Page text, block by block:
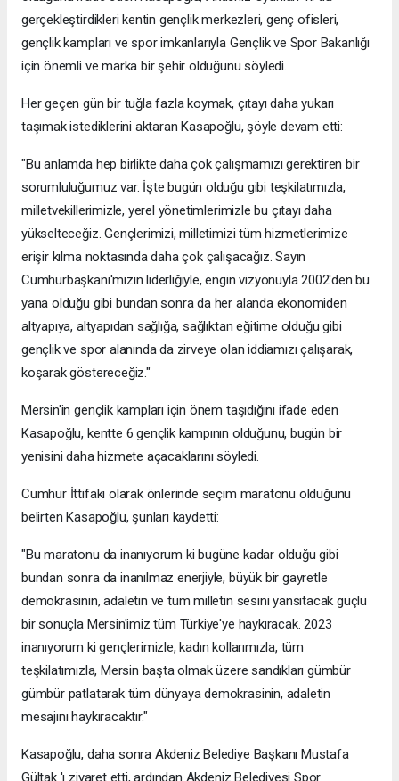
gerçekleştirdikleri kentin gençlik merkezleri, genç ofisleri,
gençlik kampları ve spor imkanlarıyla Gençlik ve Spor Bakanlığı
için önemli ve marka bir şehir olduğunu söyledi.
Her geçen gün bir tuğla fazla koymak, çıtayı daha yukarı
taşımak istediklerini aktaran Kasapoğlu, şöyle devam etti:
"Bu anlamda hep birlikte daha çok çalışmamızı gerektiren bir
sorumluluğumuz var. İşte bugün olduğu gibi teşkilatımızla,
milletvekillerimizle, yerel yönetimlerimizle bu çıtayı daha
yükselteceğiz. Gençlerimizi, milletimizi tüm hizmetlerimize
erişir kılma noktasında daha çok çalışacağız. Sayın
Cumhurbaşkanı'mızın liderliğiyle, engin vizyonuyla 2002'den bu
yana olduğu gibi bundan sonra da her alanda ekonomiden
altyapıya, altyapıdan sağlığa, sağlıktan eğitime olduğu gibi
gençlik ve spor alanında da zirveye olan iddiamızı çalışarak,
koşarak göstereceğiz."
Mersin'in gençlik kampları için önem taşıdığını ifade eden
Kasapoğlu, kentte 6 gençlik kampının olduğunu, bugün bir
yenisini daha hizmete açacaklarını söyledi.
Cumhur İttifakı olarak önlerinde seçim maratonu olduğunu
belirten Kasapoğlu, şunları kaydetti:
"Bu maratonu da inanıyorum ki bugüne kadar olduğu gibi
bundan sonra da inanılmaz enerjiyle, büyük bir gayretle
demokrasinin, adaletin ve tüm milletin sesini yansıtacak güçlü
bir sonuçla Mersin'imiz tüm Türkiye'ye haykıracak. 2023
inanıyorum ki gençlerimizle, kadın kollarımızla, tüm
teşkilatımızla, Mersin başta olmak üzere sandıkları gümbür
gümbür patlatarak tüm dünyaya demokrasinin, adaletin
mesajını haykıracaktır."
Kasapoğlu, daha sonra Akdeniz Belediye Başkanı Mustafa
Gültak 'ı ziyaret etti, ardından Akdeniz Belediyesi Spor